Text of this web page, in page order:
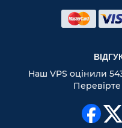
Наш VPS оцінили
Перевірте